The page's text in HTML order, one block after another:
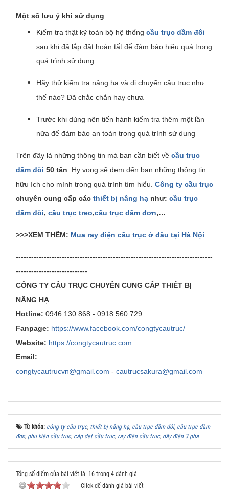
Một số lưu ý khi sử dụng
Kiểm tra thật kỹ toàn bộ hệ thống cầu trục dầm đôi
sau khi đã lắp đặt hoàn tất để đảm bảo hiệu quả trong
quá trình sử dụng
Hãy thử kiểm tra nâng hạ và di chuyển cầu trục như
thế nào? Đã chắc chắn hay chưa
Trước khi dùng nên tiến hành kiểm tra thêm một lần
nữa để đảm bảo an toàn trong quá trình sử dụng
Trên đây là những thông tin mà bạn cần biết về cầu trục
dầm đôi 50 tấn. Hy vọng sẽ đem đến bạn những thông tin
hữu ích cho mình trong quá trình tìm hiểu. Công ty cầu trục
chuyên cung cấp các thiết bị nâng hạ như: cầu trục
dầm đôi, cầu trục treo,cầu trục dầm đơn,…
>>>XEM THÊM: Mua ray điện cầu trục ở đâu tại Hà Nội
-----------------------------------------------------------------------------
----------------------------
CÔNG TY CẦU TRỤC CHUYÊN CUNG CẤP THIẾT BỊ
NÂNG HẠ
Hotline: 0946 130 868 - 0918 560 729
Fanpage: https://www.facebook.com/congtycautruc/
Website: https://congtycautruc.com
Email:
congtycautrucvn@gmail.com - cautrucsakura@gmail.com
Từ khóa: công ty cầu trục, thiết bị nâng hạ, cầu trục dầm đôi, cầu trục dầm
đơn, phụ kiện cầu trục, cáp dẹt cầu trục, ray điện cầu trục, dây điện 3 pha
Tổng số điểm của bài viết là: 16 trong 4 đánh giá
Click để đánh giá bài viết